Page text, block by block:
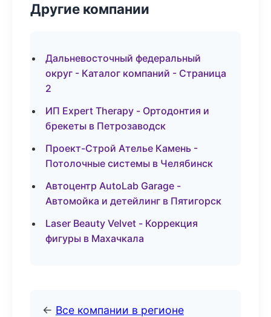
Другие компании
Дальневосточный федеральный
округ - Каталог компаний - Страница
2
ИП Expert Therapy - Ортодонтия и
брекеты в Петрозаводск
Проект-Строй Ателье Камень -
Потолочные системы в Челябинск
Автоцентр AutoLab Garage -
Автомойка и детейлинг в Пятигорск
Laser Beauty Velvet - Коррекция
фигуры в Махачкала
← Все компании в регионе